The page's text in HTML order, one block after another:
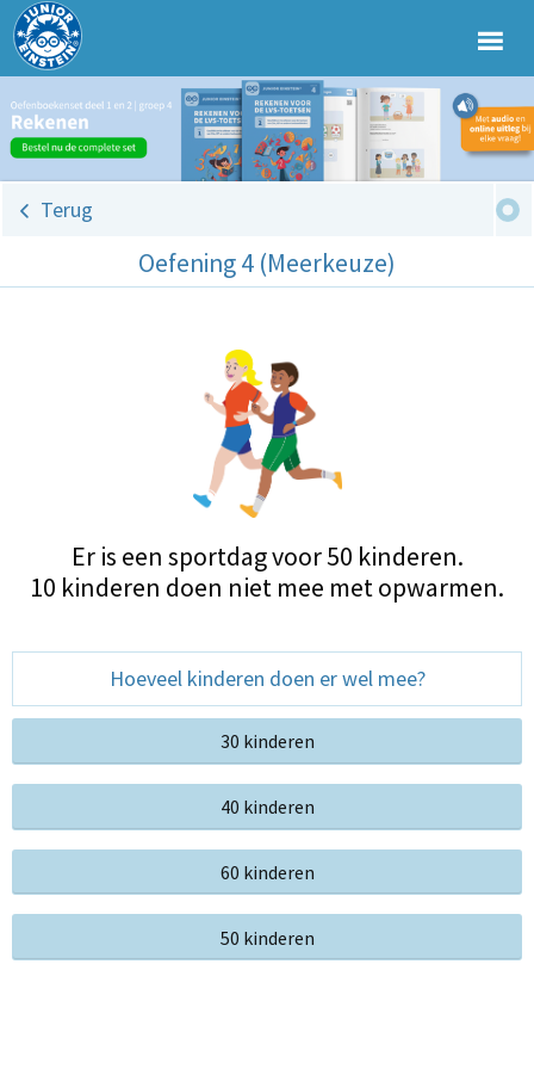
Terug
Oefening 4 (Meerkeuze)
Er is een sportdag voor 50 kinderen.
10 kinderen doen niet mee met opwarmen.
Hoeveel kinderen doen er wel mee?
30 kinderen
40 kinderen
60 kinderen
50 kinderen